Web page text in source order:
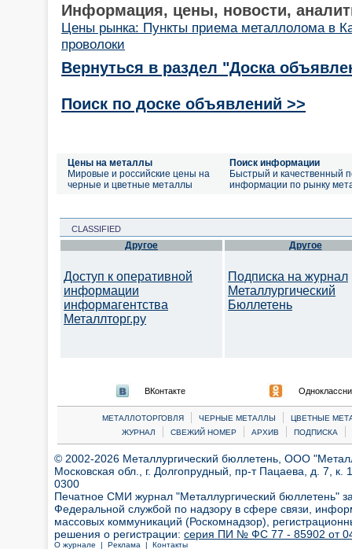
Информация, цены, новости,
Цены рынка: Пункты приема металлолома в
проволоки
Вернуться в раздел "Доска
Поиск по доске объявлений >>
Цены на металлы
Мировые и российские цены на
черные и цветные металлы
Поиск информации
Быстрый и качественный
информации по рынку
CLASSIFIED
Другое
Доступ к оперативной
информации
информагентства
Металлторг.ру
Другое
Подписка на журнал
Металлургический
Бюллетень
ВКонтакте
МЕТАЛЛОТОРГОВЛЯ | ЧЕРНЫЕ МЕТАЛЛЫ |
ЦВЕТНЫЕ
ЖУРНАЛ
| СВЕЖИЙ НОМЕР | АРХИВ | ПОДПИСКА |
© 2002-2026 Металлургический бюллетень, ООО
Московская обл., г. Долгопрудный, пр-т Пацаева, д. 7,
0300
Печатное СМИ журнал "Металлургический бюллетень"
Федеральной службой по надзору в сфере связи,
массовых коммуникаций (Роскомнадзор),
решения о регистрации: серия ПИ № ФС 77 - 85902 от 04
О журнале | Реклама | Контакты